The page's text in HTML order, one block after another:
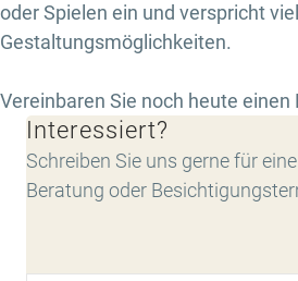
oder Spielen ein und verspricht
Gestaltungsmöglichkeiten.
Vereinbaren Sie noch heute
Interessiert?
Schreiben Sie uns gerne für
Beratung oder